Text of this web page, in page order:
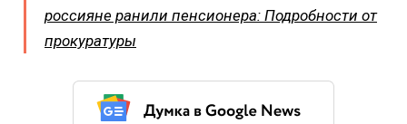
россияне ранили пенсионера: Подробности от
прокуратуры